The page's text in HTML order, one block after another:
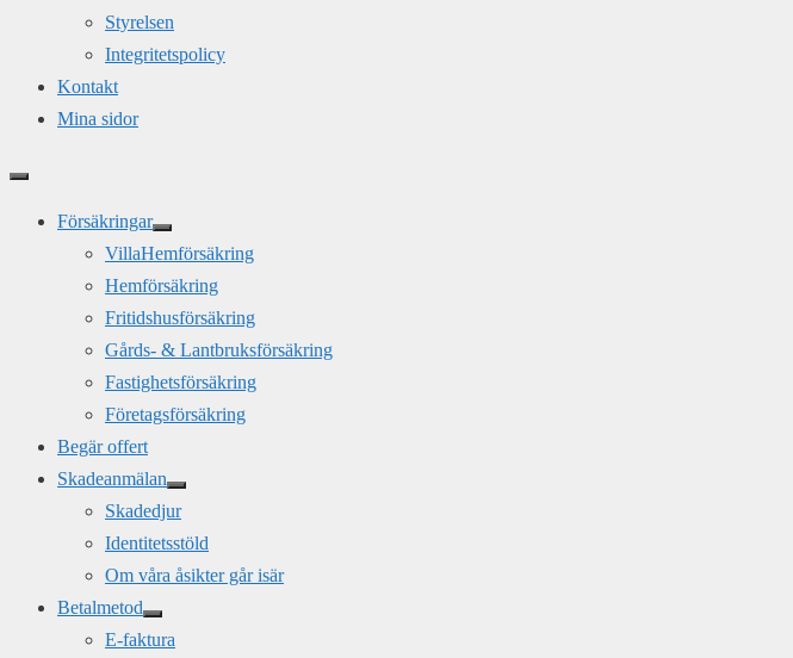
Styrelsen
Integritetspolicy
Kontakt
Mina sidor
Försäkringar
VillaHemförsäkring
Hemförsäkring
Fritidshusförsäkring
Gårds- & Lantbruksförsäkring
Fastighetsförsäkring
Företagsförsäkring
Begär offert
Skadeanmälan
Skadedjur
Identitetsstöld
Om våra åsikter går isär
Betalmetod
E-faktura